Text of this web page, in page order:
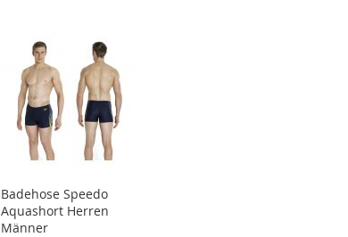
Badehose Speedo
Aquashort Herren
Männer